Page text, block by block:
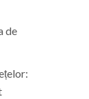
de